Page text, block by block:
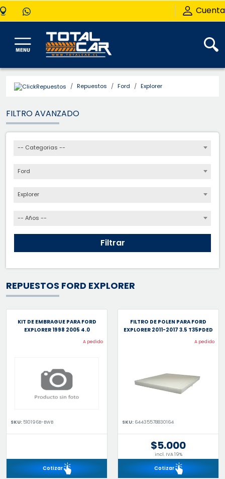
Cuenta
Repuestos Ford Explorer
FILTRO AVANZADO
-- Categorias --
Ford
Explorer
-- Años --
Filtrar
REPUESTOS FORD EXPLORER
KIT DE EMBRAGUE PARA FORD
EXPLORER 1998 2005 4.0
A pedido
SKU: 510196B-BWB
Cotizar
FILTRO DE POLEN PARA FORD
EXPLORER 2011-2017 3.5 T35PDED
A pedido
SKU: 64435578830164
$5.000
incl. IVA 19%
Cotizar